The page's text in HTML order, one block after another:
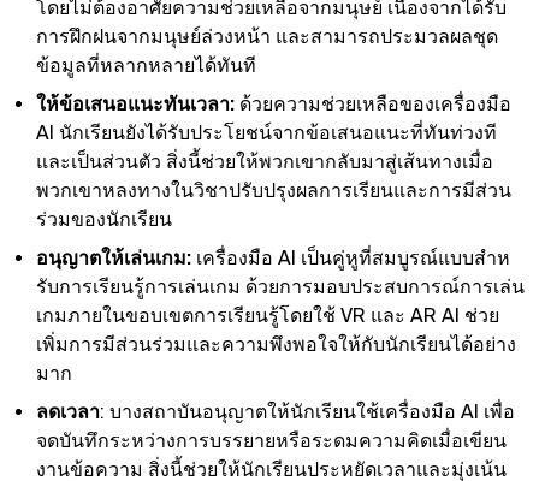
โดยไม่ต้องอาศัยความช่วยเหลือจากมนุษย์ เนื่องจากได้รับ
การฝึกฝนจากมนุษย์ล่วงหน้า และสามารถประมวลผลชุด
ข้อมูลที่หลากหลายได้ทันที
ให้ข้อเสนอแนะทันเวลา: ด้วยความช่วยเหลือของเครื่องมือ
AI นักเรียนยังได้รับประโยชน์จากข้อเสนอแนะที่ทันท่วงที
และเป็นส่วนตัว สิ่งนี้ช่วยให้พวกเขากลับมาสู่เส้นทางเมื่อ
พวกเขาหลงทางในวิชาปรับปรุงผลการเรียนและการมีส่วน
ร่วมของนักเรียน
อนุญาตให้เล่นเกม: เครื่องมือ AI เป็นคู่หูที่สมบูรณ์แบบสําห
รับการเรียนรู้การเล่นเกม ด้วยการมอบประสบการณ์การเล่น
เกมภายในขอบเขตการเรียนรู้โดยใช้ VR และ AR AI ช่วย
เพิ่มการมีส่วนร่วมและความพึงพอใจให้กับนักเรียนได้อย่าง
มาก
ลดเวลา: บางสถาบันอนุญาตให้นักเรียนใช้เครื่องมือ AI เพื่อ
จดบันทึกระหว่างการบรรยายหรือระดมความคิดเมื่อเขียน
งานข้อความ สิ่งนี้ช่วยให้นักเรียนประหยัดเวลาและมุ่งเน้น